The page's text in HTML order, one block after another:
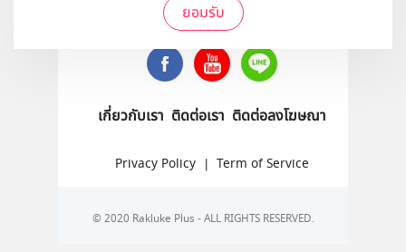
ยอมรับ
ติดตามเราได้ที่
เกี่ยวกับเรา ติดต่อเรา ติดต่อลงโฆษณา
Privacy Policy | Term of Service
© 2020 Rakluke Plus - ALL RIGHTS RESERVED.